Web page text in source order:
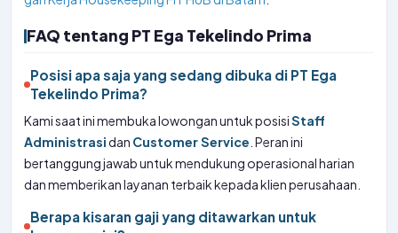
FAQ tentang PT Ega Tekelindo Prima
Posisi apa saja yang sedang dibuka di PT Ega
Tekelindo Prima?
Kami saat ini membuka lowongan untuk posisiStaff
Administrasidan Customer Service . Peran ini
bertanggung jawab untuk mendukung operasional harian
dan memberikan layanan terbaik kepada klien perusahaan.
Berapa kisaran gaji yang ditawarkan untuk